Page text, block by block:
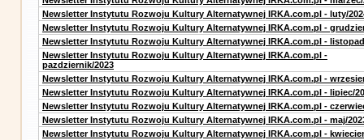
Newsletter Instytutu Rozwoju Kultury Alternatywnej IRKA.com.pl - luty/
Newsletter Instytutu Rozwoju Kultury Alternatywnej IRKA.com.pl -
Newsletter Instytutu Rozwoju Kultury Alternatywnej IRKA.com.pl -
Newsletter Instytutu Rozwoju Kultury Alternatywnej IRKA.com.pl -
pazdziernik/2023
Newsletter Instytutu Rozwoju Kultury Alternatywnej IRKA.com.pl -
Newsletter Instytutu Rozwoju Kultury Alternatywnej IRKA.com.pl - lipiec/
Newsletter Instytutu Rozwoju Kultury Alternatywnej IRKA.com.pl -
Newsletter Instytutu Rozwoju Kultury Alternatywnej IRKA.com.pl - maj/
Newsletter Instytutu Rozwoju Kultury Alternatywnej IRKA.com.pl -